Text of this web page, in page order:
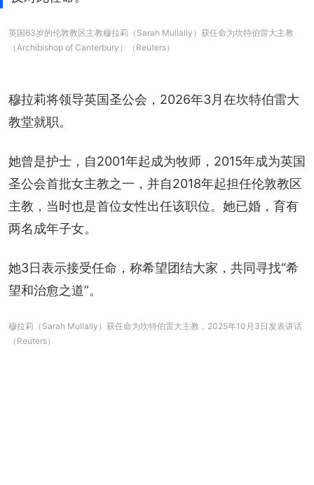
英国63岁的伦敦教区主教穆拉莉（Sarah Mullally）获任命为坎特伯雷大主教
（Archibishop of Canterbury）（Reuters）
穆拉莉将领导英国圣公会，2026年3月在坎特伯雷大
教堂就职。
她曾是护士，自2001年起成为牧师，2015年成为英国
圣公会首批女主教之一，并自2018年起担任伦敦教区
主教，当时也是首位女性出任该职位。她已婚，育有
两名成年子女。
她3日表示接受任命，称希望团结大家，共同寻找“希
望和治愈之道”。
穆拉莉（Sarah Mullally）获任命为坎特伯雷大主教，2025年10月3日发表讲话
（Reuters）